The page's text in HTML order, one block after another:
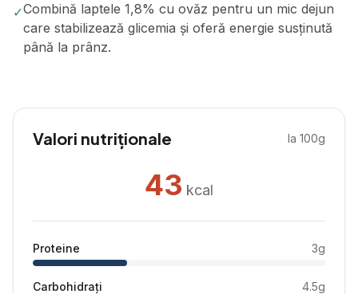
✓Combină laptele 1,8% cu ovăz pentru un mic dejun
care stabilizează glicemia și oferă energie susținută
până la prânz.
Valori nutriționale la 100g
43 kcal
Proteine 3g
Carbohidrați 4.5g